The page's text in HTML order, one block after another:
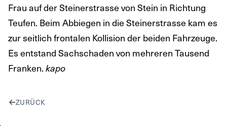
Frau auf der Steinerstrasse von Stein in Richtung
Teufen. Beim Abbiegen in die Steinerstrasse kam es
zur seitlich frontalen Kollision der beiden Fahrzeuge.
Es entstand Sachschaden von mehreren Tausend
Franken. kapo
ZURÜCK